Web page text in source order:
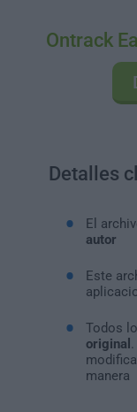
Ontrack
Detalles
El
autor
Este
Todos
original
manera